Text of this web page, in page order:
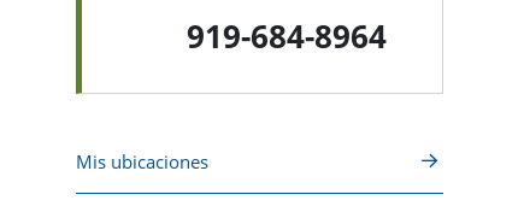
919-684-8964
Mis ubicaciones